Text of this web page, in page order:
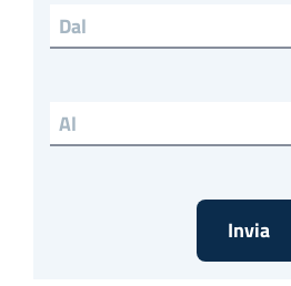
Data al